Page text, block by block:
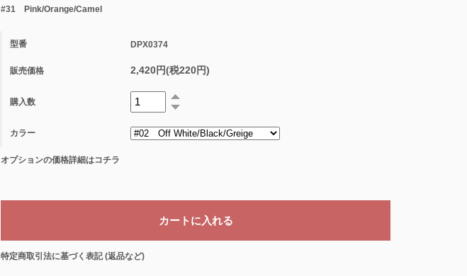
#31 Pink/Orange/Camel
型番 DPX0374
販売価格 2,420円(税220円)
購入数
カラー
オプションの価格詳細はコチラ
特定商取引法に基づく表記 (返品など)